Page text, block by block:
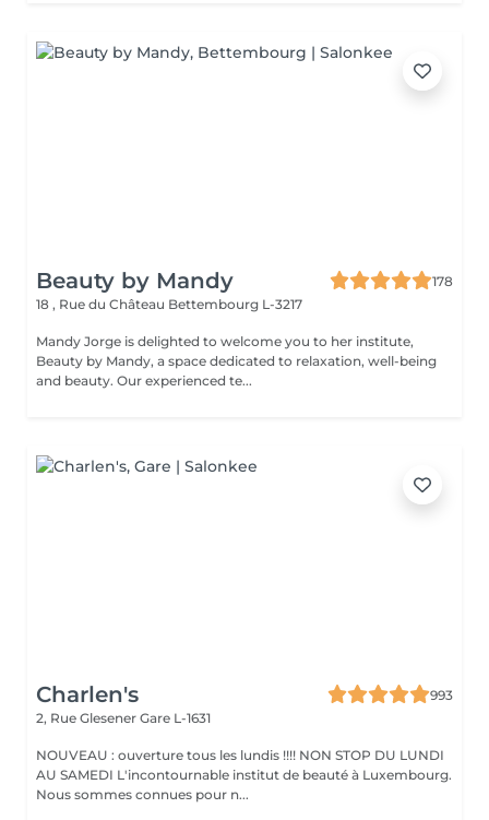
Beauty by Mandy
178
18 , Rue du Château Bettembourg L-3217
Mandy Jorge is delighted to welcome you to her institute,
Beauty by Mandy, a space dedicated to relaxation, well-being
and beauty. Our experienced te...
Charlen's
993
2, Rue Glesener Gare L-1631
NOUVEAU : ouverture tous les lundis !!!! NON STOP DU LUNDI
AU SAMEDI L'incontournable institut de beauté à Luxembourg.
Nous sommes connues pour n...